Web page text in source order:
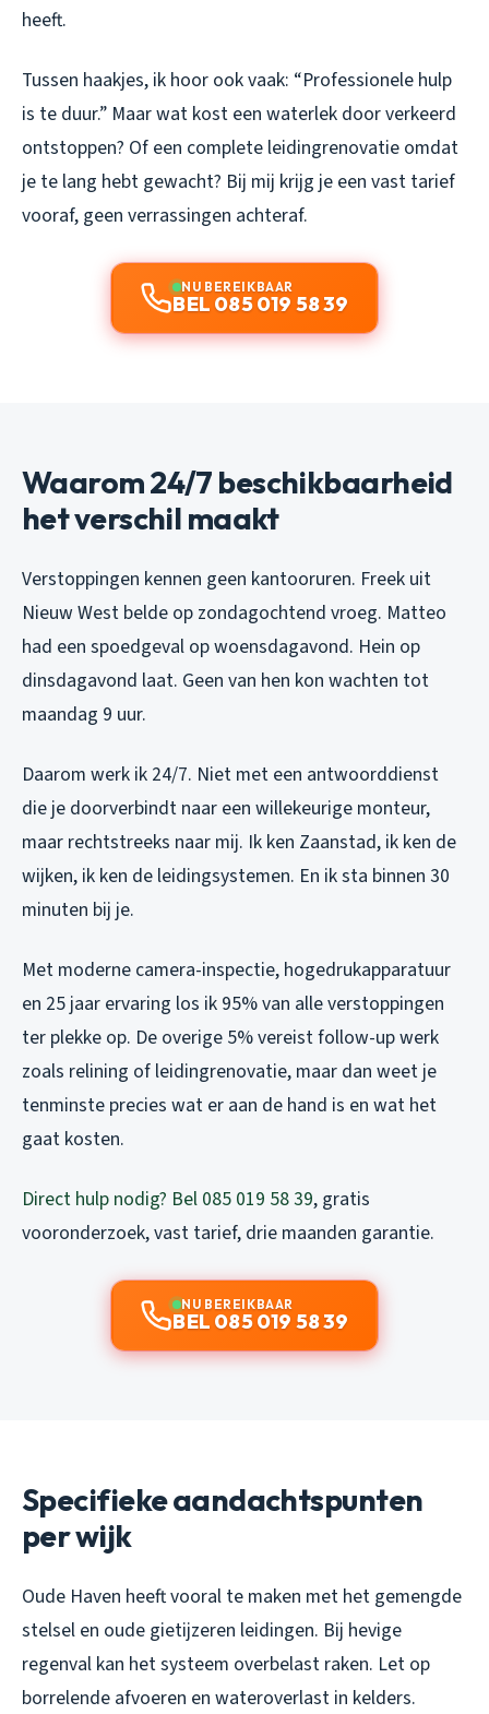
heeft.
Tussen haakjes, ik hoor ook vaak: “Professionele hulp
is te duur.” Maar wat kost een waterlek door verkeerd
ontstoppen? Of een complete leidingrenovatie omdat
je te lang hebt gewacht? Bij mij krijg je een vast tarief
vooraf, geen verrassingen achteraf.
NU BEREIKBAAR
BEL 085 019 58 39
Waarom 24/7 beschikbaarheid
het verschil maakt
Verstoppingen kennen geen kantooruren. Freek uit
Nieuw West belde op zondagochtend vroeg. Matteo
had een spoedgeval op woensdagavond. Hein op
dinsdagavond laat. Geen van hen kon wachten tot
maandag 9 uur.
Daarom werk ik 24/7. Niet met een antwoorddienst
die je doorverbindt naar een willekeurige monteur,
maar rechtstreeks naar mij. Ik ken Zaanstad, ik ken de
wijken, ik ken de leidingsystemen. En ik sta binnen 30
minuten bij je.
Met moderne camera-inspectie, hogedrukapparatuur
en 25 jaar ervaring los ik 95% van alle verstoppingen
ter plekke op. De overige 5% vereist follow-up werk
zoals relining of leidingrenovatie, maar dan weet je
tenminste precies wat er aan de hand is en wat het
gaat kosten.
Direct hulp nodig? Bel 085 019 58 39, gratis
vooronderzoek, vast tarief, drie maanden garantie.
NU BEREIKBAAR
BEL 085 019 58 39
Specifieke aandachtspunten
per wijk
Oude Haven heeft vooral te maken met het gemengde
stelsel en oude gietijzeren leidingen. Bij hevige
regenval kan het systeem overbelast raken. Let op
borrelende afvoeren en wateroverlast in kelders.